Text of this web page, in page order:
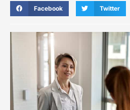
Facebook Twitter